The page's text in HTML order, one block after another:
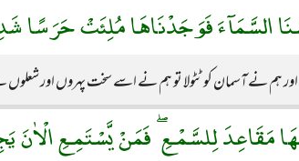
السَّمَآءَ فَوَجَدْنَاهَا مُلِئَتْ حَرَسًا
اور ہم نے آسمان کو ٹٹولا تو ہم نے اسے سخت پہروں اور شعلوں
مَقَاعِدَ لِلسَّمْـعِ ۖ فَمَنْ يَّسْتَمِـعِ